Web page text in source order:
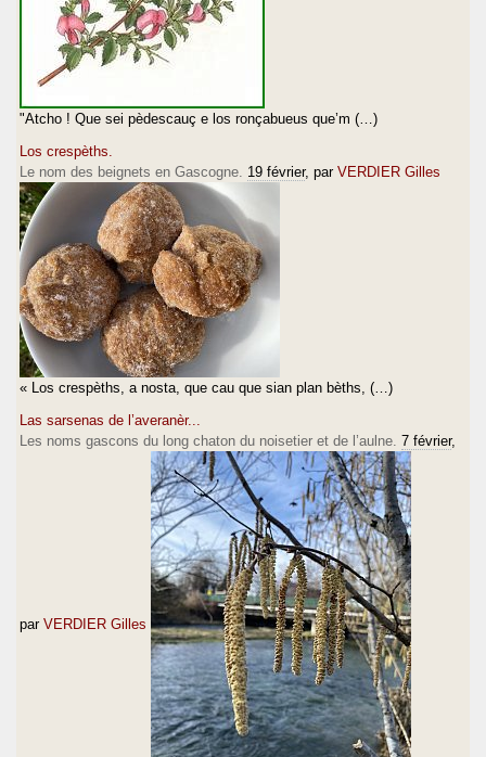
"Atcho ! Que sei pèdescauç e los ronçabueus que’m (…)
Los crespèths.
Le nom des beignets en Gascogne. 19 février, par VERDIER Gilles
« Los crespèths, a nosta, que cau que sian plan bèths, (…)
Las sarsenas de l’averanèr...
Les noms gascons du long chaton du noisetier et de l’aulne. 7 février,
par VERDIER Gilles